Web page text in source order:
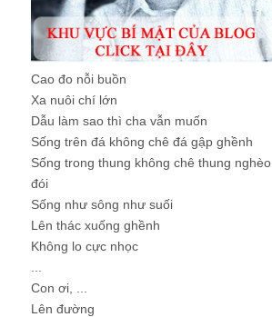
Cao đo nỗi buồn
Xa nuôi chí lớn
Dẫu làm sao thì cha vẫn muốn
Sống trên đá không chê đá gập ghềnh
Sống trong thung không chê thung nghèo
đói
Sống như sông như suối
Lên thác xuống ghềnh
Không lo cực nhọc
Con ơi, ...
Lên đường